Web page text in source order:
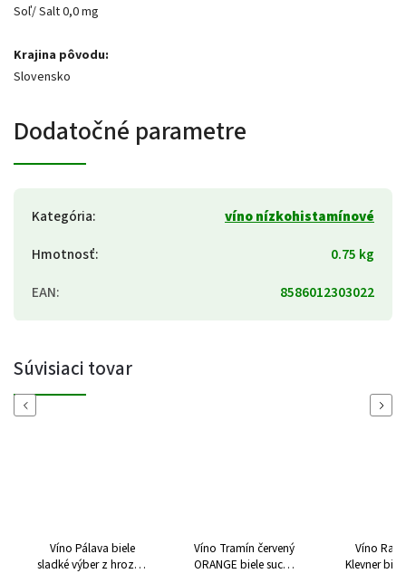
Soľ/ Salt 0,0 mg
Krajina pôvodu:
Slovensko
Dodatočné parametre
Kategória:
víno nízkohistamínové
Hmotnosť:
0.75 kg
EAN: 8586012303022
Súvisiaci tovar
Previous
Víno Pálava biele
sladké výber z hrozna
Víno Tramín červený
ORANGE biele suché
Víno
Klevner
Next